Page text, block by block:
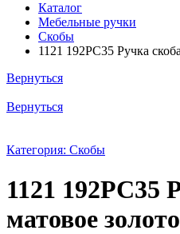
Каталог
Мебельные ручки
Скобы
1121 192PC35 Ручка
Вернуться
Вернуться
Категория: Скобы
1121 192PC35
матовое